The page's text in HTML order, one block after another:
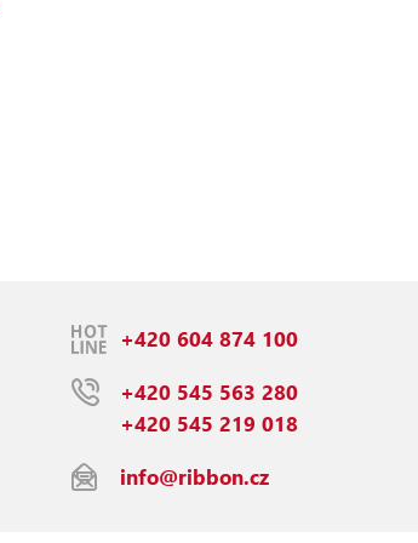
+420 604 874 100
+420 545 563 280
+420 545 219 018
info@ribbon.cz